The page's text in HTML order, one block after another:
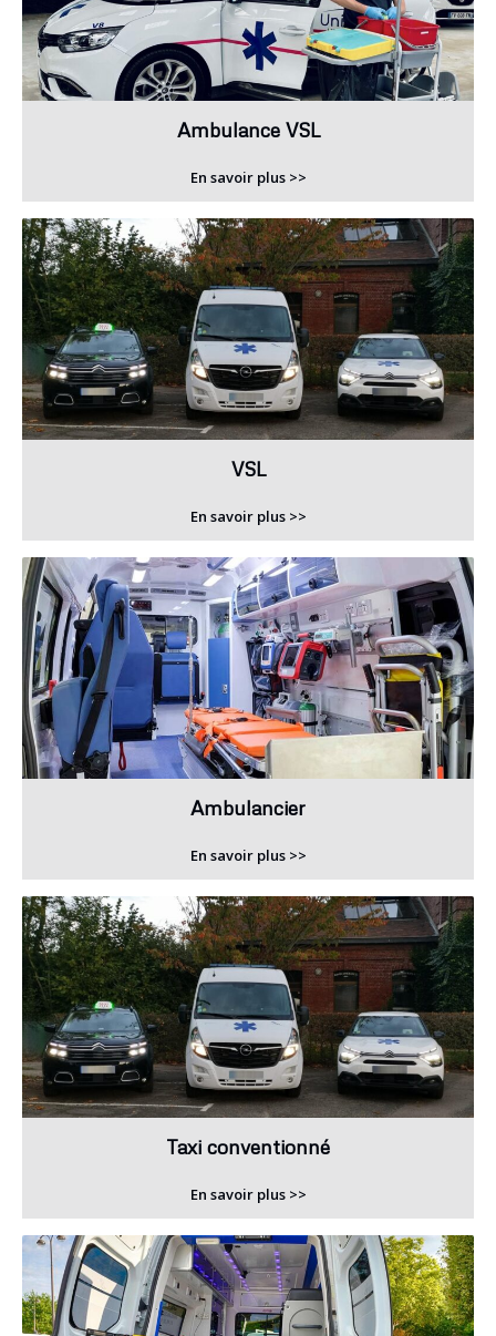
Ambulance VSL
En savoir plus >>
VSL
En savoir plus >>
Ambulancier
En savoir plus >>
Taxi conventionné
En savoir plus >>